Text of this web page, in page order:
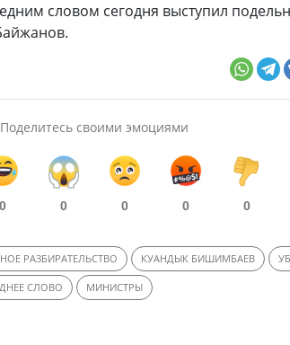
словом сегодня выступил
Поделитесь своими эмоциями
0 0 0 0 0
РАЗБИРАТЕЛЬСТВО КУАНДЫК БИШИМБАЕВ
СЛОВО МИНИСТРЫ